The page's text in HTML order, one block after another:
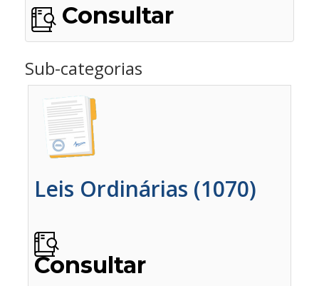
Consultar
Sub-categorias
Leis Ordinárias (1070)
Consultar